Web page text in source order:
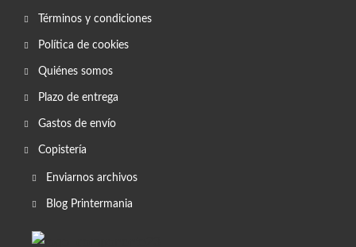
Términos y condiciones
Política de cookies
Quiénes somos
Plazo de entrega
Gastos de envío
Copistería
Enviarnos archivos
Blog Printermania